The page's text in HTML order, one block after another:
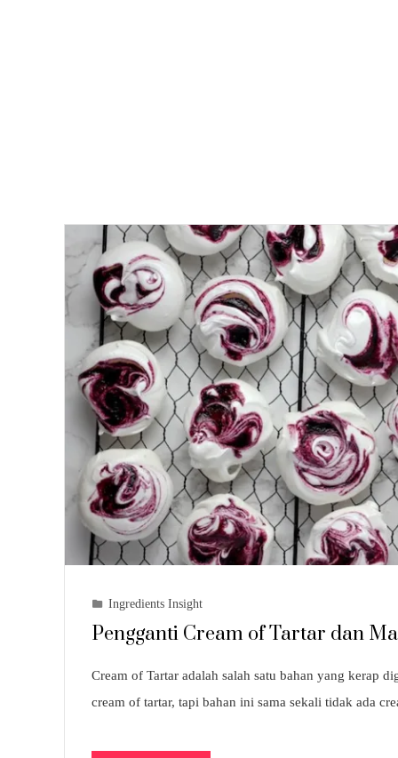
Ingredients Insight
Pengganti Cream of Tartar dan
Cream of Tartar adalah salah satu bahan yang kerap
cream of tartar, tapi bahan ini sama sekali tidak ada